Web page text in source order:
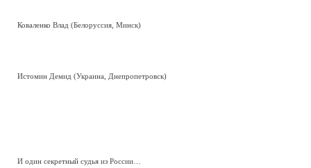
Коваленко Влад (Белоруссия, Минск)
Истомин Демид (Украина, Днепропетровск)
И один секретный судья из России…